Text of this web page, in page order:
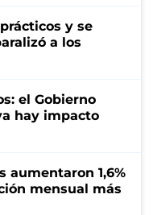
y se
a los
el Gobierno
hay impacto
aumentaron 1,6%
mensual más